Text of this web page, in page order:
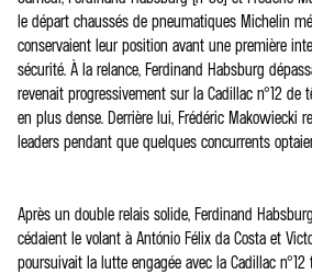
le départ chaussés de pneumatiques Michelin
conservaient leur position avant une première
sécurité. À la relance, Ferdinand Habsburg
revenait progressivement sur la Cadillac n°12
en plus dense. Derrière lui, Frédéric Makowiecki
leaders pendant que quelques concurrents
Après un double relais solide, Ferdinand
cédaient le volant à António Félix da Costa et
poursuivait la lutte engagée avec la Cadillac